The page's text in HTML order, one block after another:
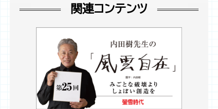
関連コンテンツ